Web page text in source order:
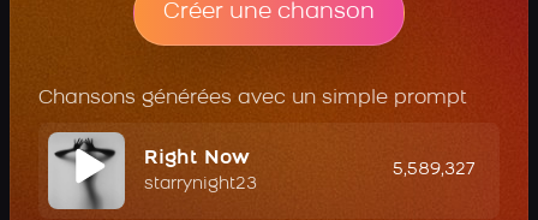
Créer une chanson
Chansons générées avec un simple prompt
Right Now
starrynight23
5,589,327